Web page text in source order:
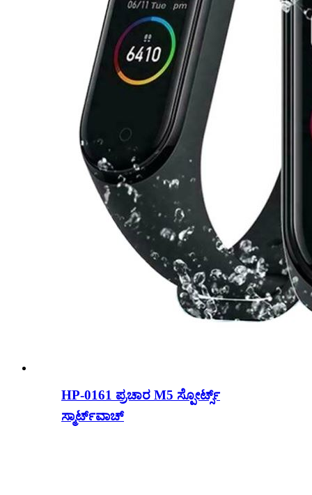
HP-0161 ಪ್ರಚಾರ M5 ಸ್ಪೋರ್ಟ್ಸ್
ಸ್ಮಾರ್ಟ್‌ವಾಚ್